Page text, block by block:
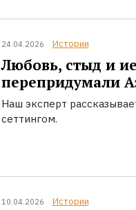
24.04.2026 Истории
Любовь, стыд и
перепридумали
Наш эксперт
сеттингом.
10.04.2026 Истории